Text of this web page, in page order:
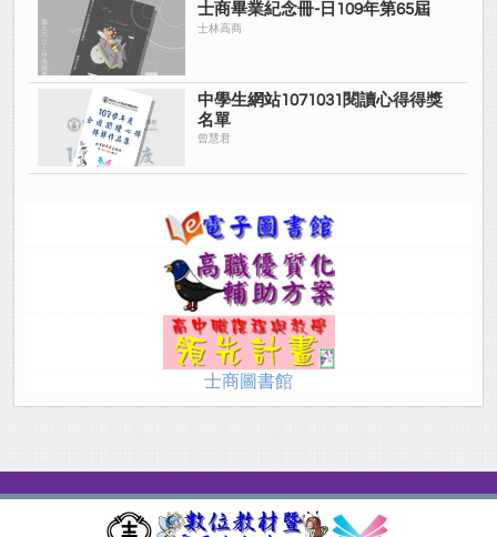
士商畢業紀念冊-日109年第65屆
士林高商
中學生網站1071031閱讀心得得獎
名單
曾慧君
士商圖書館